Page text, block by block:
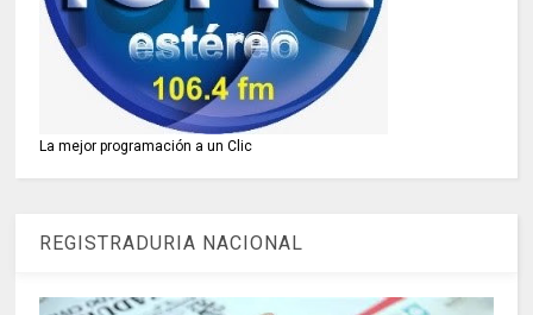
La mejor programación a un Clic
REGISTRADURIA NACIONAL